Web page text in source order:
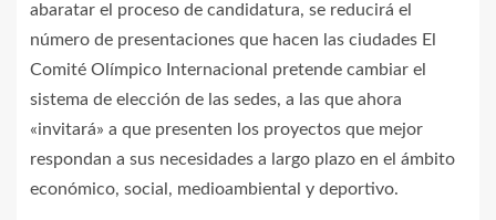
abaratar el proceso de candidatura, se reducirá el
número de presentaciones que hacen las ciudades El
Comité Olímpico Internacional pretende cambiar el
sistema de elección de las sedes, a las que ahora
«invitará» a que presenten los proyectos que mejor
respondan a sus necesidades a largo plazo en el ámbito
económico, social, medioambiental y deportivo.